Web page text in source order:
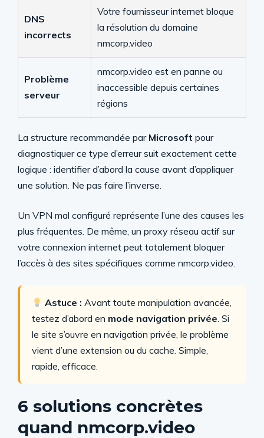
DNS
incorrects
Votre fournisseur internet bloque
la résolution du domaine
nmcorp.video
Problème
serveur
nmcorp.video est en panne ou
inaccessible depuis certaines
régions
La structure recommandée par Microsoft pour
diagnostiquer ce type d’erreur suit exactement cette
logique : identifier d’abord la cause avant d’appliquer
une solution. Ne pas faire l’inverse.
Un VPN mal configuré représente l’une des causes les
plus fréquentes. De même, un proxy réseau actif sur
votre connexion internet peut totalement bloquer
l’accès à des sites spécifiques comme nmcorp.video.
Astuce : Avant toute manipulation avancée,
testez d’abord en mode navigation privée. Si
le site s’ouvre en navigation privée, le problème
vient d’une extension ou du cache. Simple,
rapide, efficace.
6 solutions concrètes
quand nmcorp.video